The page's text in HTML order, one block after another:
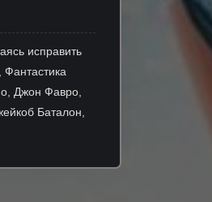
исправить
Джон Фавро,
Баталон,